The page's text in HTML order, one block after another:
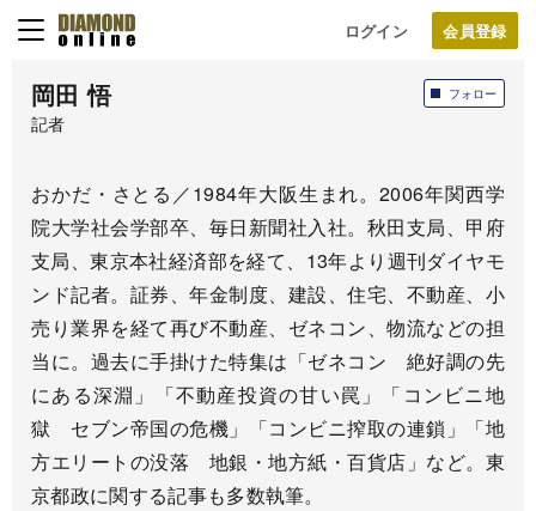
ログイン
フォロー
岡田 悟
記者
おかだ・さとる／1984年大阪生まれ。2006年関西学
院大学社会学部卒、毎日新聞社入社。秋田支局、甲府
支局、東京本社経済部を経て、13年より週刊ダイヤモ
ンド記者。証券、年金制度、建設、住宅、不動産、小
売り業界を経て再び不動産、ゼネコン、物流などの担
当に。過去に手掛けた特集は「ゼネコン 絶好調の先
にある深淵」「不動産投資の甘い罠」「コンビニ地
獄 セブン帝国の危機」「コンビニ搾取の連鎖」「地
方エリートの没落 地銀・地方紙・百貨店」など。東
京都政に関する記事も多数執筆。